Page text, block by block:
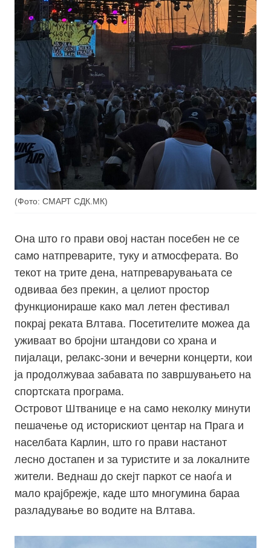
(Фото: СМАРТ СДК.МК)
Она што го прави овој настан посебен не се
само натпреварите, туку и атмосферата. Во
текот на трите дена, натпреварувањата се
одвиваа без прекин, а целиот простор
функционираше како мал летен фестивал
покрај реката Влтава. Посетителите можеа да
уживаат во бројни штандови со храна и
пијалаци, релакс-зони и вечерни концерти, кои
ја продолжуваа забавата по завршувањето на
спортската програма.
Островот Штванице е на само неколку минути
пешачење од историскиот центар на Прага и
населбата Карлин, што го прави настанот
лесно достапен и за туристите и за локалните
жители. Веднаш до скејт паркот се наоѓа и
мало крајбрежје, каде што многумина бараа
разладување во водите на Влтава.